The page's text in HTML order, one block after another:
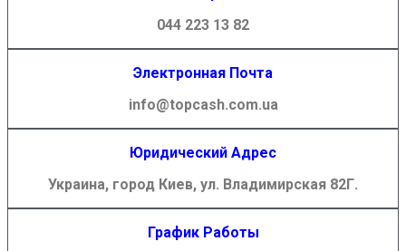
044 223 13 82
Электронная Почта
info@topcash.com.ua
Юридический Адрес
Украина, город Киев, ул. Владимирская 82Г.
График Работы